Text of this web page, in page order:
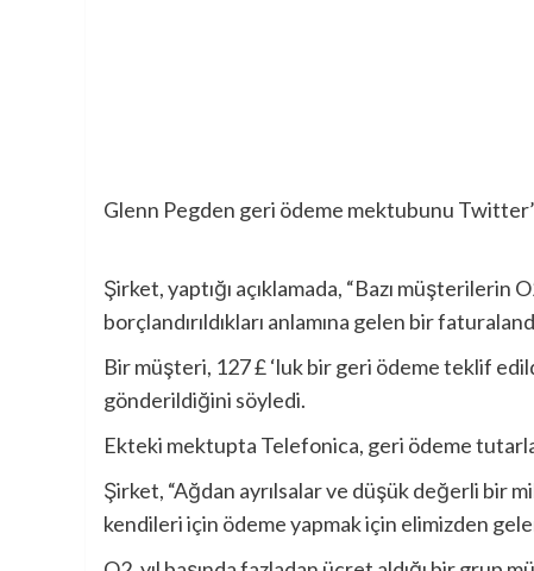
Glenn Pegden geri ödeme mektubunu
Şirket, yaptığı açıklamada, “Bazı müşterilerin
borçlandırıldıkları anlamına gelen bir
Bir müşteri, 127 £ ‘luk bir geri ödeme teklif
gönderildiğini söyledi.
Ekteki mektupta Telefonica, geri ödeme
Şirket, “Ağdan ayrılsalar ve düşük değerli bir
kendileri için ödeme yapmak için elimizden